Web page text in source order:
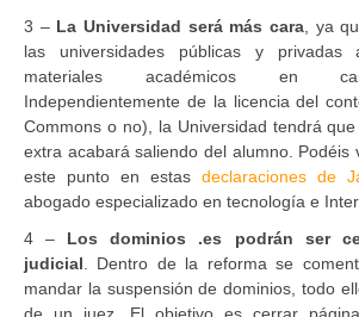
3 – La Universidad será más cara , ya
las universidades públicas y
materiales académicos en
Independientemente de la licencia del
Commons o no), la Universidad tendrá
extra acabará saliendo del alumno. Podéis
este punto en estas declaraciones de
abogado especializado en tecnología e
4 – Los dominios .es podrán ser
judicial . Dentro de la reforma se
mandar la suspensión de dominios, todo
de un juez. El objetivo es cerrar